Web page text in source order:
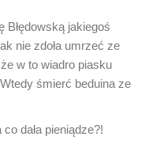
Błędowską jakiegoś
nie zdoła umrzeć ze
w to wiadro piasku
śmierć beduina ze
dała pieniądze?!